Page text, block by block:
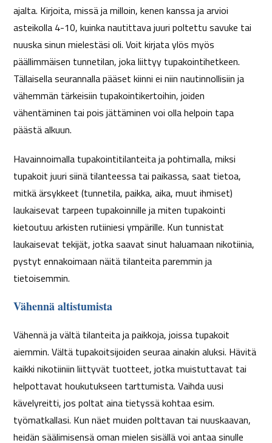
ajalta. Kirjoita, missä ja milloin, kenen kanssa ja arvioi
asteikolla 4-10, kuinka nautittava juuri poltettu savuke tai
nuuska sinun mielestäsi oli. Voit kirjata ylös myös
päällimmäisen tunnetilan, joka liittyy tupakointihetkeen.
Tällaisella seurannalla pääset kiinni ei niin nautinnollisiin ja
vähemmän tärkeisiin tupakointikertoihin, joiden
vähentäminen tai pois jättäminen voi olla helpoin tapa
päästä alkuun.
Havainnoimalla tupakointitilanteita ja pohtimalla, miksi
tupakoit juuri siinä tilanteessa tai paikassa, saat tietoa,
mitkä ärsykkeet (tunnetila, paikka, aika, muut ihmiset)
laukaisevat tarpeen tupakoinnille ja miten tupakointi
kietoutuu arkisten rutiiniesi ympärille. Kun tunnistat
laukaisevat tekijät, jotka saavat sinut haluamaan nikotiinia,
pystyt ennakoimaan näitä tilanteita paremmin ja
tietoisemmin.
Vähennä altistumista
Vähennä ja vältä tilanteita ja paikkoja, joissa tupakoit
aiemmin. Vältä tupakoitsijoiden seuraa ainakin aluksi. Hävitä
kaikki nikotiiniin liittyvät tuotteet, jotka muistuttavat tai
helpottavat houkutukseen tarttumista. Vaihda uusi
kävelyreitti, jos poltat aina tietyssä kohtaa esim.
työmatkallasi. Kun näet muiden polttavan tai nuuskaavan,
heidän säälimisensä oman mielen sisällä voi antaa sinulle